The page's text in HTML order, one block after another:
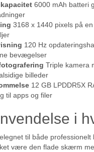
6000 mAh batteri
3168 x 1440 pixels på
120 Hz
bevægelser
Triple kamera
billeder
12 GB LPDDR5X
til apps og filer
i
til både professionelt
være den flade skærm